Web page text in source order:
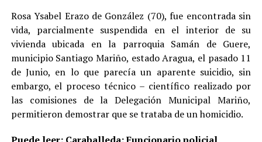
Rosa Ysabel Erazo de González (70), fue encontrada sin
vida, parcialmente suspendida en el interior de su
vivienda ubicada en la parroquia Samán de Guere,
municipio Santiago Mariño, estado Aragua, el pasado 11
de Junio, en lo que parecía un aparente suicidio, sin
embargo, el proceso técnico – científico realizado por
las comisiones de la Delegación Municipal Mariño,
permitieron demostrar que se trataba de un homicidio.